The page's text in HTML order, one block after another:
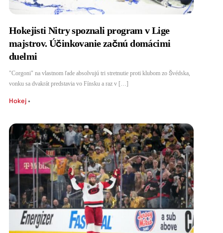
Hokejisti Nitry spoznali program v Lige
majstrov. Účinkovanie začnú domácimi
duelmi
"Corgoni" na vlastnom ľade absolvujú tri stretnutie proti klubom zo Švédska,
vonku sa dvakrát predstavia vo Fínsku a raz v […]
Hokej•